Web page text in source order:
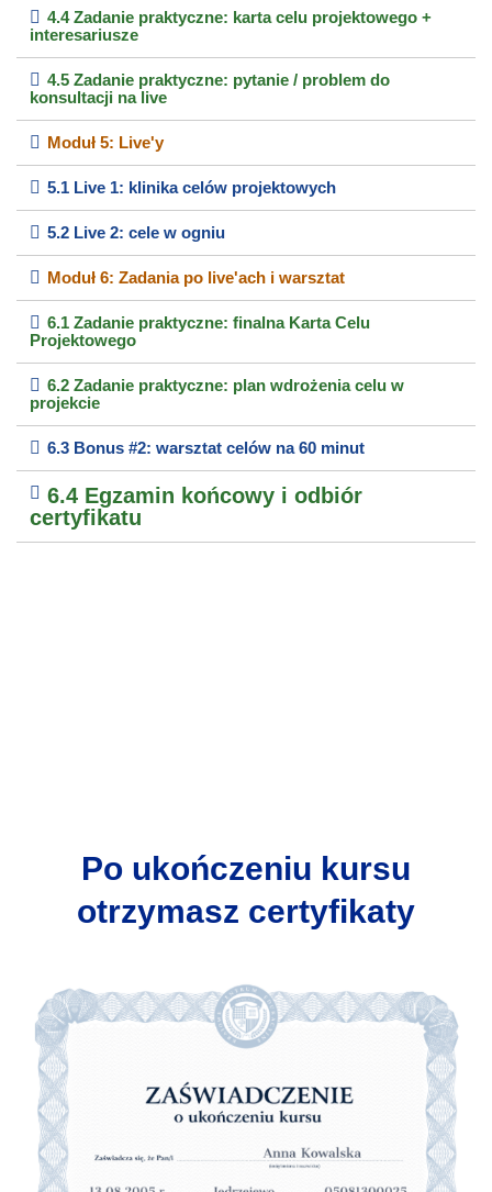
4.4 Zadanie praktyczne: karta celu projektowego +
interesariusze
4.5 Zadanie praktyczne: pytanie / problem do
konsultacji na live
Moduł 5: Live'y
5.1 Live 1: klinika celów projektowych
5.2 Live 2: cele w ogniu
Moduł 6: Zadania po live'ach i warsztat
6.1 Zadanie praktyczne: finalna Karta Celu
Projektowego
6.2 Zadanie praktyczne: plan wdrożenia celu w
projekcie
6.3 Bonus #2: warsztat celów na 60 minut
6.4 Egzamin końcowy i odbiór
certyfikatu
Po ukończeniu kursu
otrzymasz certyfikaty